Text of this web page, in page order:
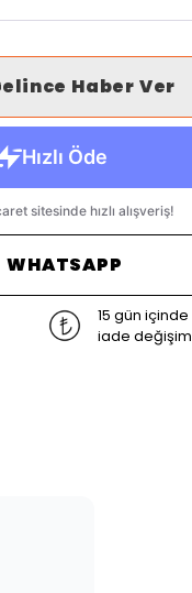
Haber Ver
WHATSAPP
15 gün içinde
iade değişim